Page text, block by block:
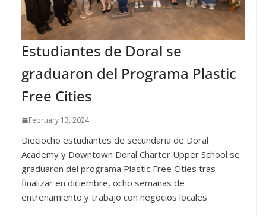
Estudiantes de Doral se
graduaron del Programa Plastic
Free Cities
February 13, 2024
Dieciocho estudiantes de secundaria de Doral
Academy y Downtown Doral Charter Upper School se
graduaron del programa Plastic Free Cities tras
finalizar en diciembre, ocho semanas de
entrenamiento y trabajo con negocios locales